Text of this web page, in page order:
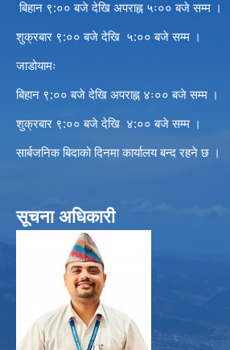
बिहान ९:०० बजे देखि अपराह्न ५ः०० बजे सम्म ।
शुक्रबार ९:०० बजे देखि ५:०० बजे सम्म ।
जाडोयामः
बिहान ९:०० बजे देखि अपराह्न ४ः०० बजे सम्म ।
शुक्रबार ९:०० बजे देखि ४:०० बजे सम्म ।
सार्बजनिक बिदाको दिनमा कार्यालय बन्द रहने छ ।
सूचना अधिकारी